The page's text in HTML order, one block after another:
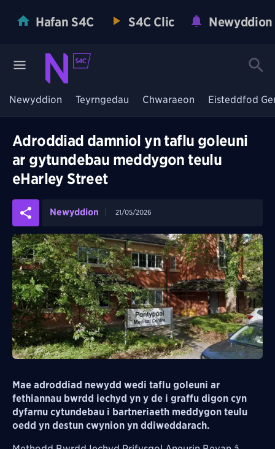
Hafan S4C S4C Clic Newyddion
Newyddion Teyrngedau Chwaraeon Eisteddfod
Adroddiad damniol yn taflu goleuni
ar gytundebau meddygon teulu
eHarley Street
Newyddion 21/05/2026
Mae adroddiad newydd wedi taflu goleuni ar
fethiannau bwrdd iechyd yn y de i graffu digon cyn
dyfarnu cytundebau i bartneriaeth meddygon teulu
oedd yn destun cwynion yn ddiweddarach.